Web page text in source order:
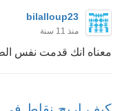
bilalloup23
منذ 11 سنة
معناه انك قدمت نفس